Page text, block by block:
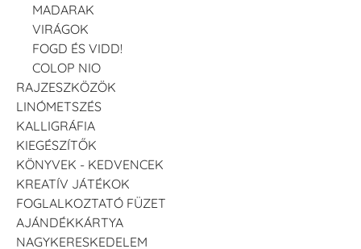
MADARAK
VIRÁGOK
FOGD ÉS VIDD!
COLOP NIO
RAJZESZKÖZÖK
LINÓMETSZÉS
KALLIGRÁFIA
KIEGÉSZÍTŐK
KÖNYVEK - KEDVENCEK
KREATÍV JÁTÉKOK
FOGLALKOZTATÓ FÜZET
AJÁNDÉKKÁRTYA
NAGYKERESKEDELEM